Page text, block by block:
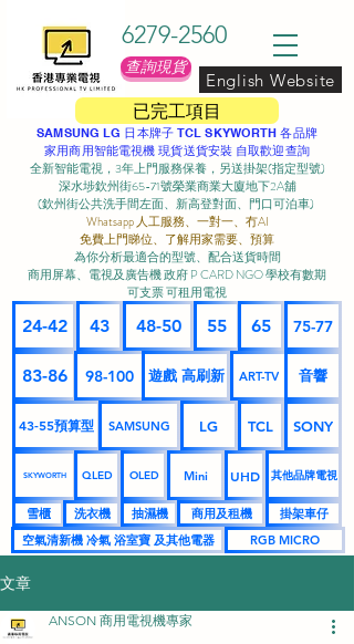
已完工項目
6279-2560
查詢現貨
English Website
SAMSUNG LG 日本牌子 TCL SKYWORTH 各品牌
家用商用智能電視機 現貨送貨安裝 自取歡迎查詢
全新智能電視，3年上門服務保養，另送掛架(指定型號)
深水埗欽州街65-71號榮業商業大廈地下2A舖
(欽州街公共洗手間左面、新高登對面、門口可泊車) ​
Whatsapp 人工服務、一對一、冇AI
免費上門睇位、了解用家需要、預算
為你分析最適合的型號、配合送貨時間
商用屏幕、電視及廣告機 政府 P CARD NGO 學校有數期
可支票 可租用電視
24-42 43 48-50 55 65 75-77
83-86 98-100 遊戲 高刷新 ART-TV 音響
43-55預算型 SAMSUNG LG TCL SONY
SKYWORTH QLED OLED Mini UHD 其他品牌電視
雪櫃 洗衣機 抽濕機 商用及租機
掛架車仔
空氣清新機 冷氣 浴室寶 及其他電器
RGB MICRO
文章
ANSON 商用電視機專家